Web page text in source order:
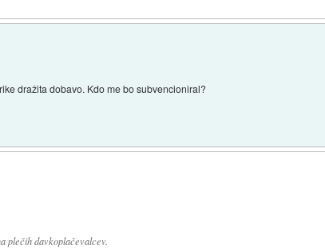
dražita dobavo. Kdo me bo subvencioniral?
plečih davkoplačevalcev.